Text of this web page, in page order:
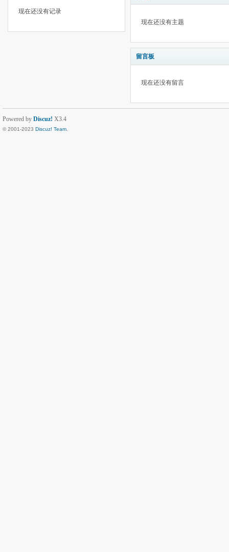
现在还没有记录
现在还没有主题
留言板
现在还没有留言
Powered by Discuz! X3.4
© 2001-2023 Discuz! Team